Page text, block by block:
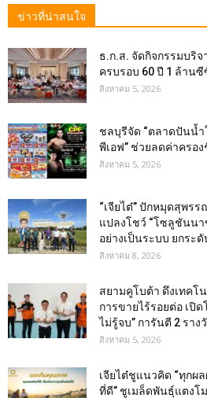
ข่าวที่น่าสนใจ
ธ.ก.ส. จัดกิจกรรมบริ
ครบรอบ 60 ปี 1 ล้าน
สิงหาคม 5, 2026
ชลบุรีจัด “ตลาดปันน้ำ
พีเอฟ” ช่วยลดค่าครอ
สิงหาคม 5, 2026
“เจียไต๋” ปักหมุดสุพรร
แปลงโชว์ “โซลูชันนา
อย่างเป็นระบบ ยกระดั
สิงหาคม 8, 2026
สยามคูโบต้า ดึงเทคโ
การขายไร้รอยต่อ เปิ
ไม่รู้จบ” การันตี 2 ราง
สิงหาคม 5, 2026
เจียไต๋ชูแนวคิด “ทุกผ
ที่ดี” ชูเมล็ดพันธุ์แตงโ